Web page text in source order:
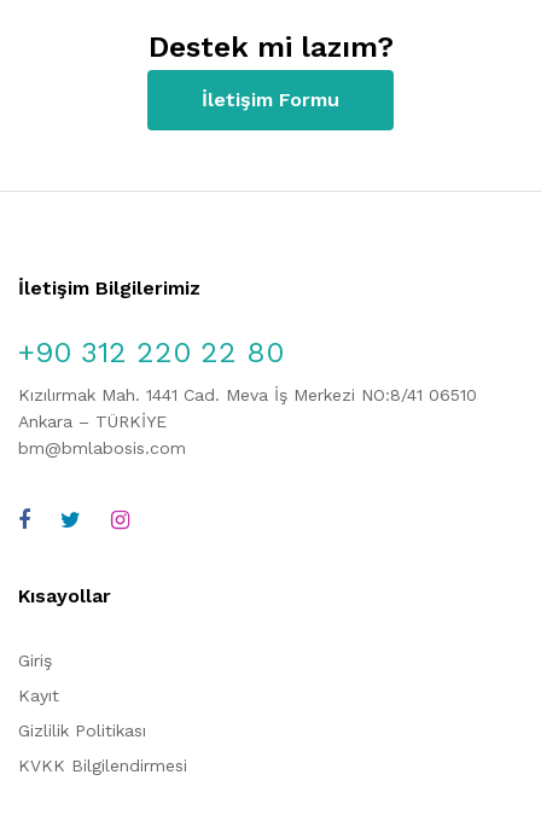
Destek mi lazım?
İletişim Formu
İletişim Bilgilerimiz
+90 312 220 22 80
Kızılırmak Mah. 1441 Cad. Meva İş Merkezi NO:8/41 06510
Ankara – TÜRKİYE
bm@bmlabosis.com
Kısayollar
Giriş
Kayıt
Gizlilik Politikası
KVKK Bilgilendirmesi